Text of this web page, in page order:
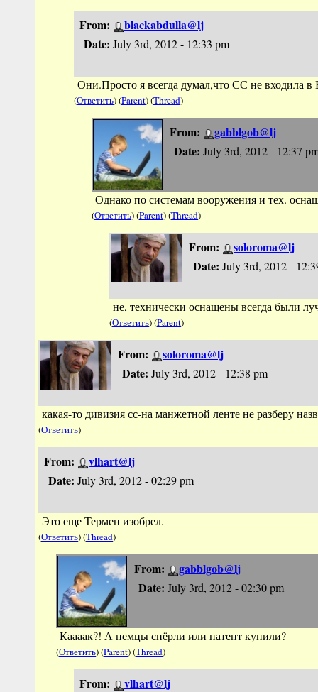
From:
blackabdulla@lj
Date: July 3rd, 2012 - 12:33 pm
Они.Просто я всегда думал,что СС не входила в
(Ответить) (Parent) (Thread)
From:
gabblgob@lj
Date: July 3rd, 2012 - 12:37
Однако по системам вооружения и тех.
(Ответить) (Parent) (Thread)
From:
soloroma@lj
Date: July 3rd, 2012 -
не, технически оснащены всегда были
(Ответить) (Parent)
From:
soloroma@lj
Date: July 3rd, 2012 - 12:38 pm
какая-то дивизия сс-на манжетной ленте не разберу
(Ответить)
From:
vlhart@lj
Date: July 3rd, 2012 - 02:29 pm
Это еще Термен изобрел.
(Ответить) (Thread)
From:
gabblgob@lj
Date: July 3rd, 2012 - 02:30 pm
Каааак?! А немцы спёрли или патент купили?
(Ответить) (Parent) (Thread)
From:
vlhart@lj